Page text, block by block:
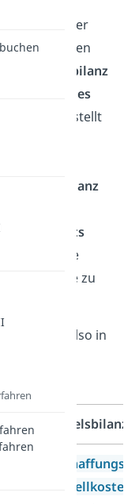
Rahmen der
Unternehmen
Handelsbilanz
des
aufgestellt
über die
des
Steuerbilanz
den
Steuerrechts
dazu, die
Beträge zu
liegt also in
Handelsbilanz
Anschaffungs
Herstellkosten